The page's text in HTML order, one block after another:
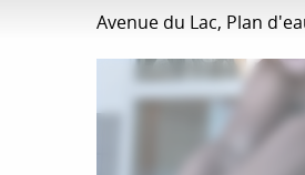
Avenue du Lac, Plan